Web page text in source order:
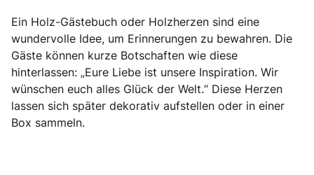
Ein Holz-Gästebuch oder Holzherzen sind eine
wundervolle Idee, um Erinnerungen zu bewahren. Die
Gäste können kurze Botschaften wie diese
hinterlassen: „Eure Liebe ist unsere Inspiration. Wir
wünschen euch alles Glück der Welt.“ Diese Herzen
lassen sich später dekorativ aufstellen oder in einer
Box sammeln.